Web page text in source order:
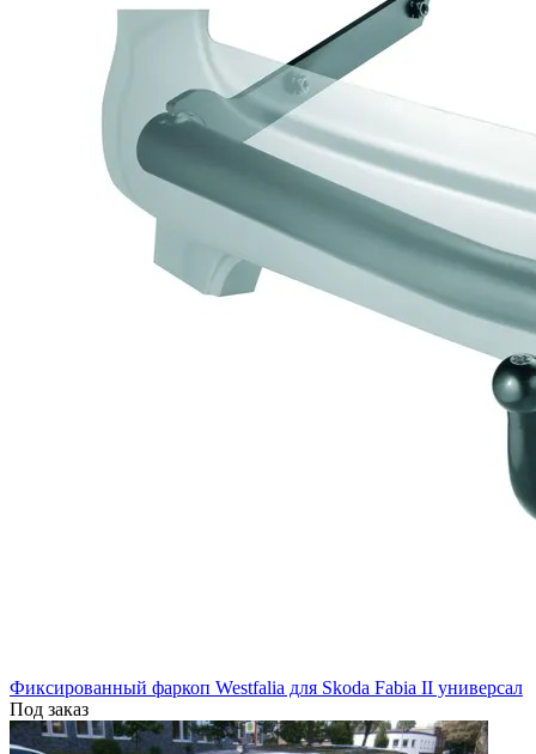
Фиксированный фаркоп Westfalia для Skoda Fabia II универсал
Под заказ